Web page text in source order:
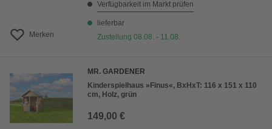
Merken
Verfügbarkeit im Markt prüfen
lieferbar
Zustellung 08.08. - 11.08.
MR. GARDENER
Kinderspielhaus »Finus«, BxHxT: 116 x 151 x 110
cm, Holz, grün
149,00 €